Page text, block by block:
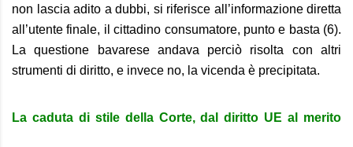
non lascia adito a dubbi, si riferisce all’informazione diretta
all’utente finale, il cittadino consumatore, punto e basta (6).
La questione bavarese andava perciò risolta con altri
strumenti di diritto, e invece no, la vicenda è precipitata.
La caduta di stile della Corte, dal diritto UE al merito